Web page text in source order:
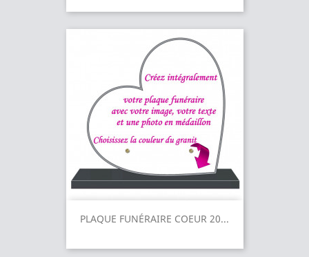
PLAQUE FUNÉRAIRE COEUR 20...